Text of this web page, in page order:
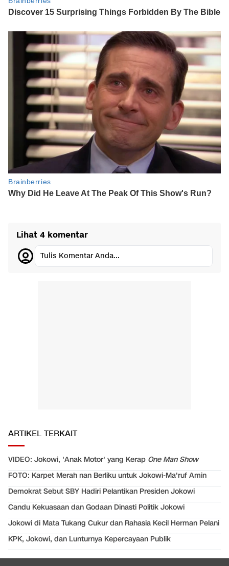
Lihat 4 komentar
Tulis Komentar Anda...
ARTIKEL TERKAIT
VIDEO: Jokowi, 'Anak Motor' yang Kerap One Man Show
FOTO: Karpet Merah nan Berliku untuk Jokowi-Ma'ruf Amin
Demokrat Sebut SBY Hadiri Pelantikan Presiden Jokowi
Candu Kekuasaan dan Godaan Dinasti Politik Jokowi
Jokowi di Mata Tukang Cukur dan Rahasia Kecil Herman Pelani
KPK, Jokowi, dan Lunturnya Kepercayaan Publik